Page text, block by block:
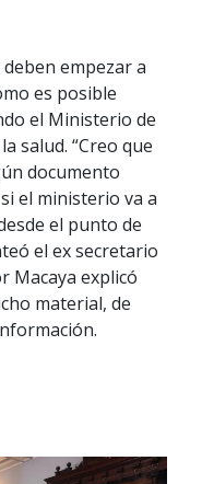
empezar a
es posible
el Ministerio de
salud. “Creo que
documento
el ministerio va a
el punto de
el ex secretario
Macaya explicó
material, de